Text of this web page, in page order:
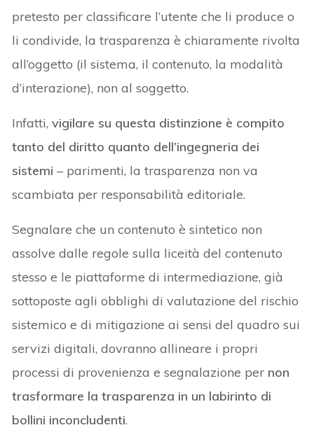
pretesto per classificare l’utente che li produce o
li condivide, la trasparenza è chiaramente rivolta
all’oggetto (il sistema, il contenuto, la modalità
d’interazione), non al soggetto.
Infatti,vigilare su questa distinzione è compito
tanto del diritto quanto dell’ingegneria dei
sistemi – parimenti, la trasparenza non va
scambiata per responsabilità editoriale.
Segnalare che un contenuto è sintetico non
assolve dalle regole sulla liceità del contenuto
stesso e le piattaforme di intermediazione, già
sottoposte agli obblighi di valutazione del rischio
sistemico e di mitigazione ai sensi del quadro sui
servizi digitali, dovranno allineare i propri
processi di provenienza e segnalazione per non
trasformare la trasparenza in un labirinto di
bollini inconcludenti.